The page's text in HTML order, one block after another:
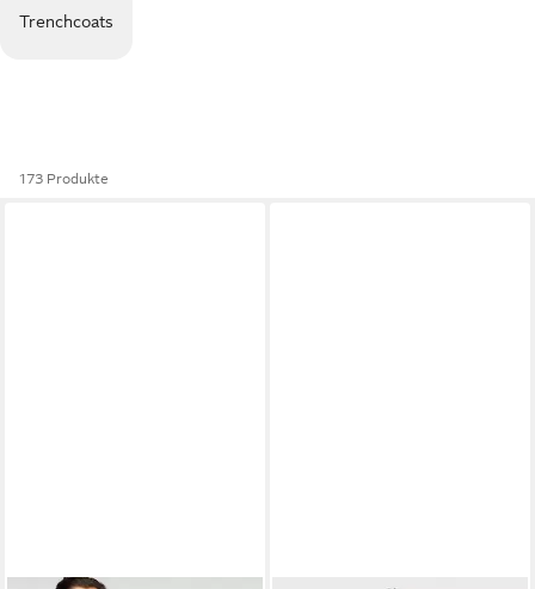
Trenchcoats
173 Produkte